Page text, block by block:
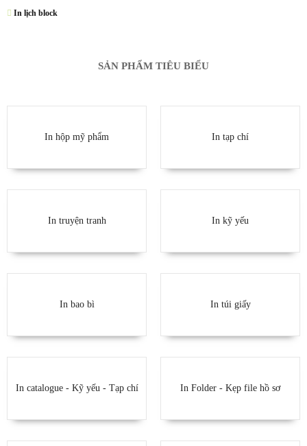
In lịch block
SẢN PHẨM TIÊU BIỂU
In hộp mỹ phẩm In tạp chí
In truyện tranh In kỹ yếu
In bao bì In túi giấy
In catalogue - Kỹ yếu - Tạp chí In Folder - Kẹp file hồ sơ